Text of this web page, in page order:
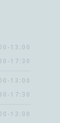
13:00
17:30
13:00
17:30
13:00